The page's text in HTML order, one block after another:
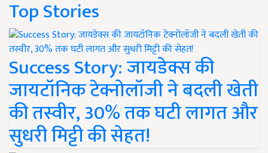
Top Stories
Success Story: जायडेक्स की
जायटॉनिक टेक्नोलॉजी ने बदली खेती
की तस्वीर, 30% तक घटी लागत और
सुधरी मिट्टी की सेहत!